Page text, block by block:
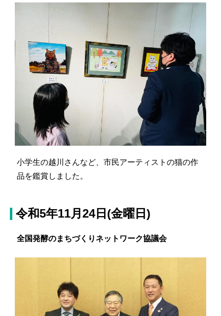
小学生の越川さんなど、市民アーティストの猫の作
品を鑑賞しました。
令和5年11月24日(金曜日)
全国発酵のまちづくりネットワーク協議会